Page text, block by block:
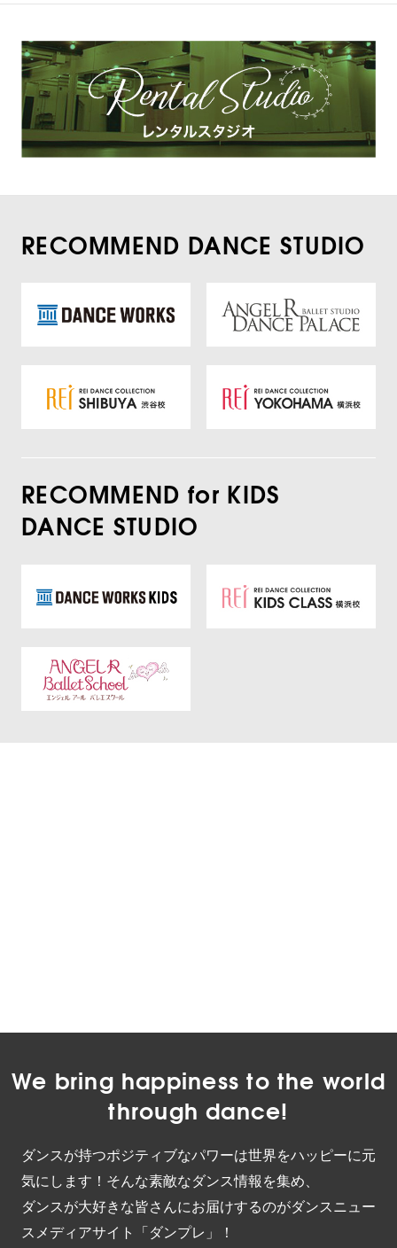
RECOMMEND DANCE STUDIO
RECOMMEND for KIDS
DANCE STUDIO
We bring happiness to the world
through dance!
ダンスが持つポジティブなパワーは世界をハッピーに元
気にします！そんな素敵なダンス情報を集め、
ダンスが大好きな皆さんにお届けするのがダンスニュー
スメディアサイト「ダンプレ」！